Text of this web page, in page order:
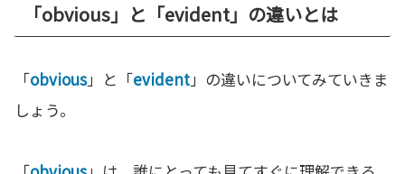
「obvious」と「evident」の違いとは
「obvious」と「evident」の違いについてみていきま
しょう。